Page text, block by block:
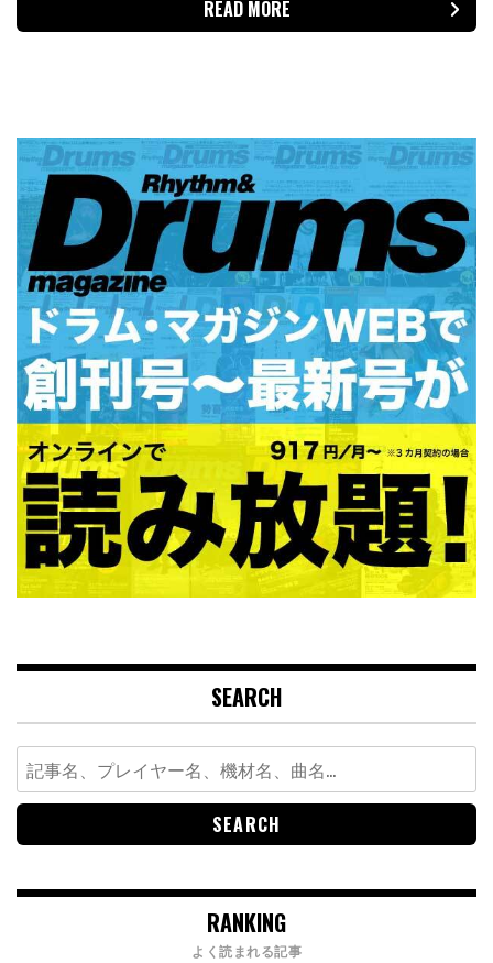
READ MORE
SEARCH
Search
for:
RANKING
よく読まれる記事